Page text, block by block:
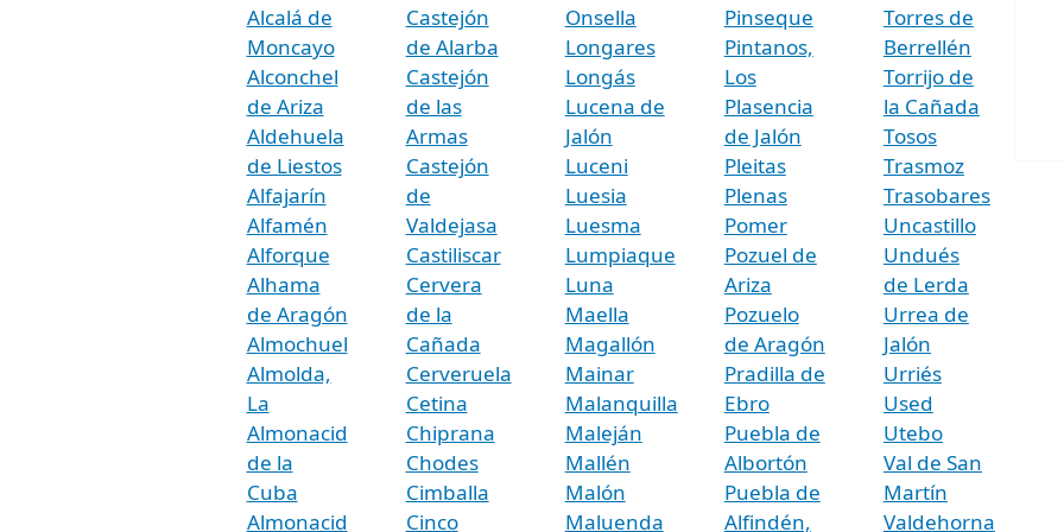
Alcalá de
Moncayo
Alconchel
de Ariza
Aldehuela
de Liestos
Alfajarín
Alfamén
Alforque
Alhama
de Aragón
Almochuel
Almolda,
La
Almonacid
de la
Cuba
Almonacid
Castejón
de Alarba
Castejón
de las
Armas
Castejón
de
Valdejasa
Castiliscar
Cervera
de la
Cañada
Cerveruela
Cetina
Chiprana
Chodes
Cimballa
Cinco
Onsella
Longares
Longás
Lucena de
Jalón
Luceni
Luesia
Luesma
Lumpiaque
Luna
Maella
Magallón
Mainar
Malanquilla
Maleján
Mallén
Malón
Maluenda
Pinseque
Pintanos,
Los
Plasencia
de Jalón
Pleitas
Plenas
Pomer
Pozuel de
Ariza
Pozuelo
de Aragón
Pradilla de
Ebro
Puebla de
Albortón
Puebla de
Alfindén,
Torres de
Berrellén
Torrijo de
la Cañada
Tosos
Trasmoz
Trasobares
Uncastillo
Undués
de Lerda
Urrea de
Jalón
Urriés
Used
Utebo
Val de San
Martín
Valdehorna